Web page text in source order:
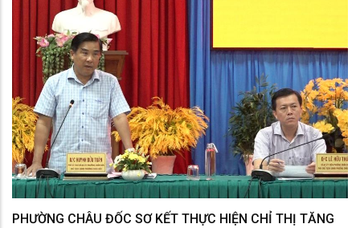
PHƯỜNG CHÂU ĐỐC SƠ KẾT THỰC HIỆN CHỈ THỊ TĂNG